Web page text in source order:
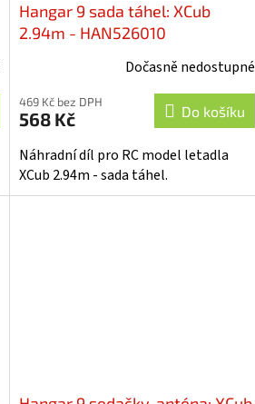
Hangar 9 sada táhel: XCub
2.94m - HAN526010
Dočasně nedostupné
469 Kč bez DPH
568 Kč Do košíku
Náhradní díl pro RC model letadla
XCub 2.94m - sada táhel.